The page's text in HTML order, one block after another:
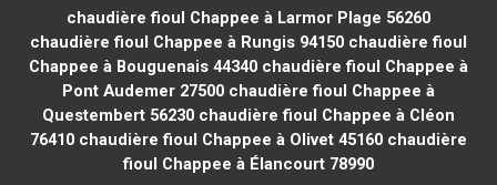
chaudière fioul Chappee à Larmor Plage 56260
chaudière fioul Chappee à Rungis 94150chaudière fioul
Chappee à Bouguenais 44340chaudière fioul Chappee à
Pont Audemer 27500chaudière fioul Chappee à
Questembert 56230chaudière fioul Chappee à Cléon
76410chaudière fioul Chappee à Olivet 45160chaudière
fioul Chappee à Élancourt 78990